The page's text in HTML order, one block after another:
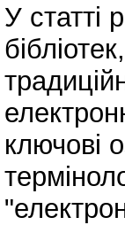
У статті
ключові